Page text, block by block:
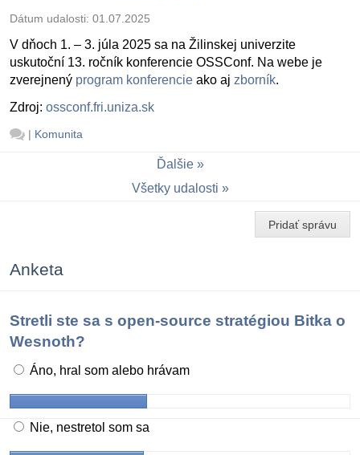
Dátum udalosti: 01.07.2025
V dňoch 1. – 3. júla 2025 sa na Žilinskej univerzite
uskutoční 13. ročník konferencie OSSConf. Na webe je
zverejnený program konferencie ako aj zborník.
Zdroj: ossconf.fri.uniza.sk
| Komunita
Ďalšie
Všetky udalosti
Pridať správu
Anketa
Stretli ste sa s open-source stratégiou Bitka o
Wesnoth?
Áno, hral som alebo hrávam
Nie, nestretol som sa